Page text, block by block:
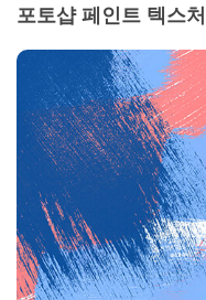
포토샵 페인트 텍스